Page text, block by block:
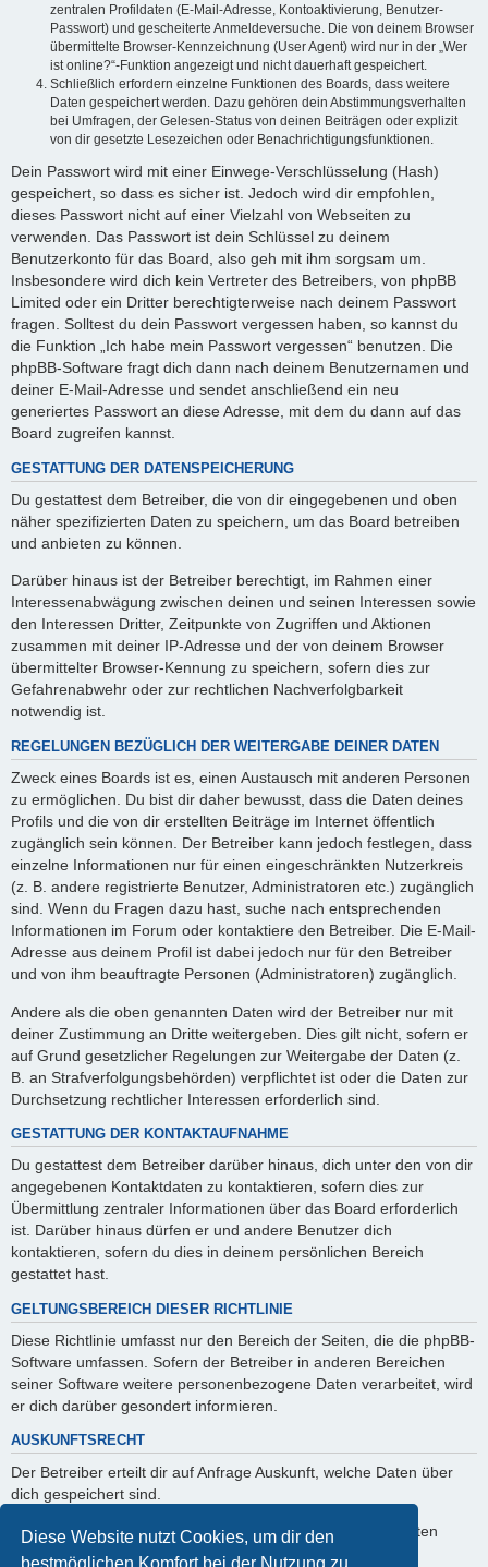
Diese Website nutzt Cookies, um dir den
bestmöglichen Komfort bei der Nutzung zu
zentralen Profildaten (E-Mail-Adresse, Kontoaktivierung, Benutzer-
Passwort) und gescheiterte Anmeldeversuche. Die von deinem Browser
übermittelte Browser-Kennzeichnung (User Agent) wird nur in der „Wer
ist online?“-Funktion angezeigt und nicht dauerhaft gespeichert.
Schließlich erfordern einzelne Funktionen des Boards, dass weitere
Daten gespeichert werden. Dazu gehören dein Abstimmungsverhalten
bei Umfragen, der Gelesen-Status von deinen Beiträgen oder explizit
von dir gesetzte Lesezeichen oder Benachrichtigungsfunktionen.
Dein Passwort wird mit einer Einwege-Verschlüsselung (Hash)
gespeichert, so dass es sicher ist. Jedoch wird dir empfohlen,
dieses Passwort nicht auf einer Vielzahl von Webseiten zu
verwenden. Das Passwort ist dein Schlüssel zu deinem
Benutzerkonto für das Board, also geh mit ihm sorgsam um.
Insbesondere wird dich kein Vertreter des Betreibers, von phpBB
Limited oder ein Dritter berechtigterweise nach deinem Passwort
fragen. Solltest du dein Passwort vergessen haben, so kannst du
die Funktion „Ich habe mein Passwort vergessen“ benutzen. Die
phpBB-Software fragt dich dann nach deinem Benutzernamen und
deiner E-Mail-Adresse und sendet anschließend ein neu
generiertes Passwort an diese Adresse, mit dem du dann auf das
Board zugreifen kannst.
GESTATTUNG DER DATENSPEICHERUNG
Du gestattest dem Betreiber, die von dir eingegebenen und oben
näher spezifizierten Daten zu speichern, um das Board betreiben
und anbieten zu können.
Darüber hinaus ist der Betreiber berechtigt, im Rahmen einer
Interessenabwägung zwischen deinen und seinen Interessen sowie
den Interessen Dritter, Zeitpunkte von Zugriffen und Aktionen
zusammen mit deiner IP-Adresse und der von deinem Browser
übermittelter Browser-Kennung zu speichern, sofern dies zur
Gefahrenabwehr oder zur rechtlichen Nachverfolgbarkeit
notwendig ist.
REGELUNGEN BEZÜGLICH DER WEITERGABE DEINER DATEN
Zweck eines Boards ist es, einen Austausch mit anderen Personen
zu ermöglichen. Du bist dir daher bewusst, dass die Daten deines
Profils und die von dir erstellten Beiträge im Internet öffentlich
zugänglich sein können. Der Betreiber kann jedoch festlegen, dass
einzelne Informationen nur für einen eingeschränkten Nutzerkreis
(z. B. andere registrierte Benutzer, Administratoren etc.) zugänglich
sind. Wenn du Fragen dazu hast, suche nach entsprechenden
Informationen im Forum oder kontaktiere den Betreiber. Die E-Mail-
Adresse aus deinem Profil ist dabei jedoch nur für den Betreiber
und von ihm beauftragte Personen (Administratoren) zugänglich.
Andere als die oben genannten Daten wird der Betreiber nur mit
deiner Zustimmung an Dritte weitergeben. Dies gilt nicht, sofern er
auf Grund gesetzlicher Regelungen zur Weitergabe der Daten (z.
B. an Strafverfolgungsbehörden) verpflichtet ist oder die Daten zur
Durchsetzung rechtlicher Interessen erforderlich sind.
GESTATTUNG DER KONTAKTAUFNAHME
Du gestattest dem Betreiber darüber hinaus, dich unter den von dir
angegebenen Kontaktdaten zu kontaktieren, sofern dies zur
Übermittlung zentraler Informationen über das Board erforderlich
ist. Darüber hinaus dürfen er und andere Benutzer dich
kontaktieren, sofern du dies in deinem persönlichen Bereich
gestattet hast.
GELTUNGSBEREICH DIESER RICHTLINIE
Diese Richtlinie umfasst nur den Bereich der Seiten, die die phpBB-
Software umfassen. Sofern der Betreiber in anderen Bereichen
seiner Software weitere personenbezogene Daten verarbeitet, wird
er dich darüber gesondert informieren.
AUSKUNFTSRECHT
Der Betreiber erteilt dir auf Anfrage Auskunft, welche Daten über
dich gespeichert sind.
Du kannst jederzeit die Löschung bzw. Sperrung deiner Daten
verlangen. Kontaktiere hierzu bitte den Betreiber.